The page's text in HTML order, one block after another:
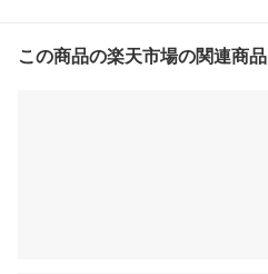
この商品の楽天市場の関連商品